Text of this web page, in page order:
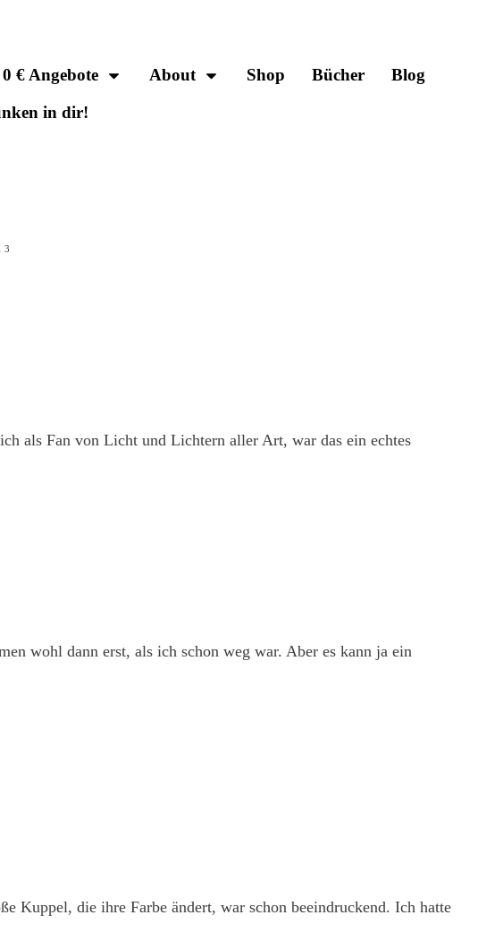
0 € Angebote About Shop Bücher
Blog
in dir!
als Fan von Licht und Lichtern aller Art, war das ein echtes
wohl dann erst, als ich schon weg war. Aber es kann ja ein
Kuppel, die ihre Farbe ändert, war schon beeindruckend. Ich hatte